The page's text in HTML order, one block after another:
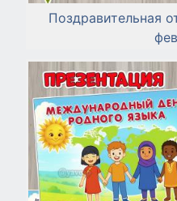
Поздравительная